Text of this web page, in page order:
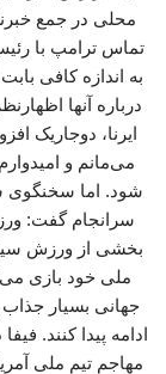
محلی در جمع
تماس ترامپ با
به اندازه کافی
درباره‌ آنها
ایرنا، دوجاریک
می‌مانم و
شود. اما سخنگوی
سرانجام گفت:
بخشی از ورزش
ملی خود بازی
جهانی بسیار جذاب
ادامه پیدا کنند.
مهاجم تیم ملی